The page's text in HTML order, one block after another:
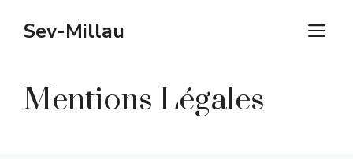
Sev-Millau
Mentions Légales